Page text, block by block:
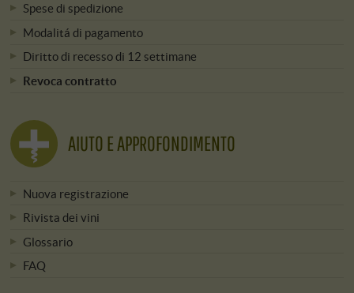
Spese di spedizione
Modalitá di pagamento
Diritto di recesso di 12 settimane
Revoca contratto
AIUTO E APPROFONDIMENTO
Nuova registrazione
Rivista dei vini
Glossario
FAQ